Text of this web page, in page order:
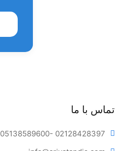
تماس با ما
05138589600- 02128428397